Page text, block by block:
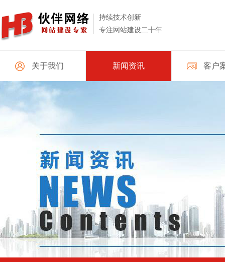
持续技术创新
专注网站建设二十年
关于我们 新闻资讯 客户